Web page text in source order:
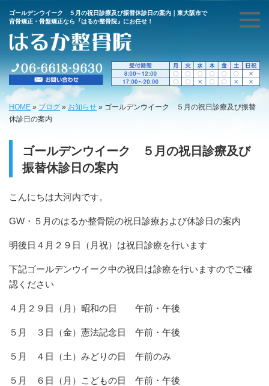
ゴールデンウイーク ５月の祝日診療及び振替休診日の案内｜東大阪市で
背骨矯正・骨盤矯正なら『はるか整骨院』にお任せ！
HOME » ブログ » お知らせ » ゴールデンウイーク ５月の祝日診療及び振替
休診日の案内
ゴールデンウイーク ５月の祝日診療及び
振替休診日の案内
こんにちは大河内です。
GW・５月のはるか整骨院の祝日診療および休診日の案内
明後日４月２９日（月祝）は祝日診療を行います
下記ゴールデンウイーク中の祝日は診療を行いますのでご確
認ください
４月２９日（月）昭和の日 午前・午後
５月 ３日（金）憲法記念日 午前・午後
５月 ４日（土）みどりの日 午前のみ
５月 ６日（月）こどもの日 午前・午後